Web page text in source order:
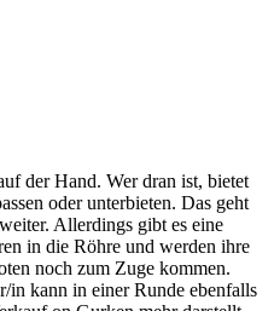
der Hand. Wer dran ist, bietet
oder unterbieten. Das geht
Allerdings gibt es eine
in die Röhre und werden ihre
noch zum Zuge kommen.
in kann in einer Runde ebenfalls